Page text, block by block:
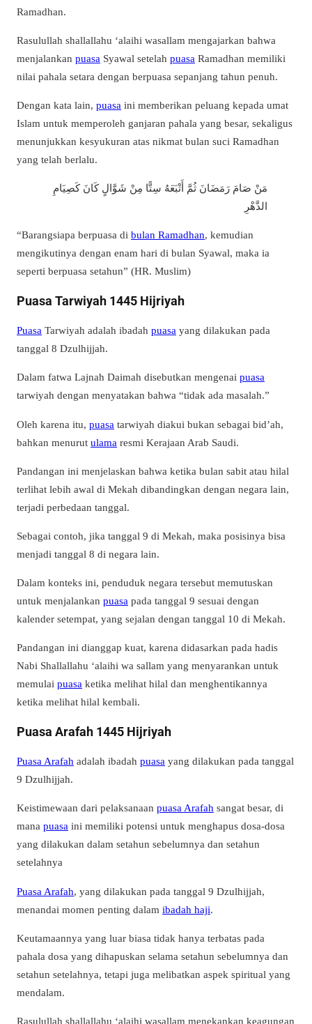
Ramadhan.
Rasulullah shallallahu ‘alaihi wasallam mengajarkan bahwa
menjalankan puasa Syawal setelah puasa Ramadhan memiliki
nilai pahala setara dengan berpuasa sepanjang tahun penuh.
Dengan kata lain, puasa ini memberikan peluang kepada umat
Islam untuk memperoleh ganjaran pahala yang besar, sekaligus
menunjukkan kesyukuran atas nikmat bulan suci Ramadhan
yang telah berlalu.
مَنْ صَامَ رَمَضَانَ ثُمَّ أَتْبَعَهُ سِتًّا مِنْ شَوَّالٍ كَانَ كَصِيَامِ
الدَّهْرِ
“Barangsiapa berpuasa di bulan Ramadhan, kemudian
mengikutinya dengan enam hari di bulan Syawal, maka ia
seperti berpuasa setahun” (HR. Muslim)
Puasa Tarwiyah 1445 Hijriyah
Puasa Tarwiyah adalah ibadah puasa yang dilakukan pada
tanggal 8 Dzulhijjah.
Dalam fatwa Lajnah Daimah disebutkan mengenai puasa
tarwiyah dengan menyatakan bahwa “tidak ada masalah.”
Oleh karena itu, puasa tarwiyah diakui bukan sebagai bid’ah,
bahkan menurut ulama resmi Kerajaan Arab Saudi.
Pandangan ini menjelaskan bahwa ketika bulan sabit atau hilal
terlihat lebih awal di Mekah dibandingkan dengan negara lain,
terjadi perbedaan tanggal.
Sebagai contoh, jika tanggal 9 di Mekah, maka posisinya bisa
menjadi tanggal 8 di negara lain.
Dalam konteks ini, penduduk negara tersebut memutuskan
untuk menjalankan puasa pada tanggal 9 sesuai dengan
kalender setempat, yang sejalan dengan tanggal 10 di Mekah.
Pandangan ini dianggap kuat, karena didasarkan pada hadis
Nabi Shallallahu ‘alaihi wa sallam yang menyarankan untuk
memulai puasa ketika melihat hilal dan menghentikannya
ketika melihat hilal kembali.
Puasa Arafah 1445 Hijriyah
Puasa Arafah adalah ibadah puasa yang dilakukan pada tanggal
9 Dzulhijjah.
Keistimewaan dari pelaksanaan puasa Arafah sangat besar, di
mana puasa ini memiliki potensi untuk menghapus dosa-dosa
yang dilakukan dalam setahun sebelumnya dan setahun
setelahnya
Puasa Arafah, yang dilakukan pada tanggal 9 Dzulhijjah,
menandai momen penting dalam ibadah haji.
Keutamaannya yang luar biasa tidak hanya terbatas pada
pahala dosa yang dihapuskan selama setahun sebelumnya dan
setahun setelahnya, tetapi juga melibatkan aspek spiritual yang
mendalam.
Rasulullah shallallahu ‘alaihi wasallam menekankan keagungan